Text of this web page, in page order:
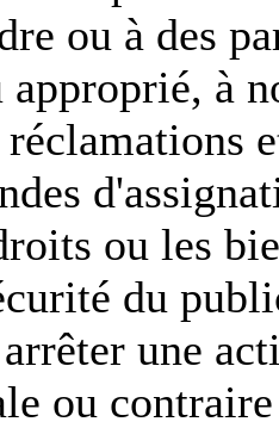
ou à des
approprié, à
ou les
du
une
ou